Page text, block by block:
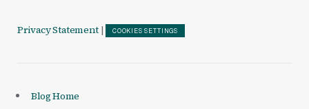
Privacy Statement | COOKIES SETTINGS
Blog Home